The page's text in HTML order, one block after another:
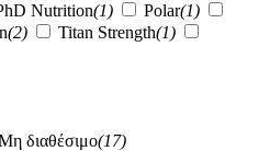
Nutrition(1) Polar(1)
(2) Titan Strength(1)
διαθέσιμο(17)